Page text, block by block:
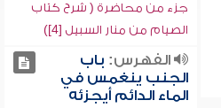
جزء من محاضرة ( شرح كتاب
الصيام من منار السبيل [4])
الفهرس: باب
الجنب ينغمس في
الماء الدائم أيجزئه